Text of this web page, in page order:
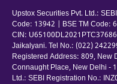
Upstox Securities Pvt. Ltd.:
Code: 13942 | BSE TM Code:
CIN:
Jaikalyani. Tel No.: (022)
Registered Address: 809, New
Connaught Place, New Delhi -
Ltd.: SEBI Registration No.: